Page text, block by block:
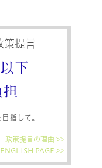
策提言
下
指して。
政策提言の理由 >>
PAGE >>